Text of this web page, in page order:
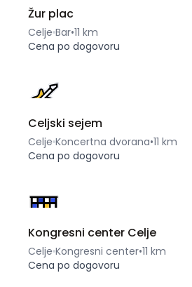
Žur plac
Celje Bar•11 km
Cena po dogovoru
Celjski sejem
Celje Koncertna dvorana•11 km
Cena po dogovoru
Kongresni center Celje
Celje Kongresni center•11 km
Cena po dogovoru